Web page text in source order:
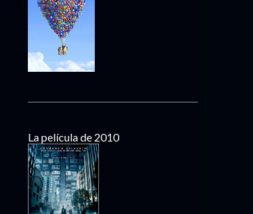
La película de 2010